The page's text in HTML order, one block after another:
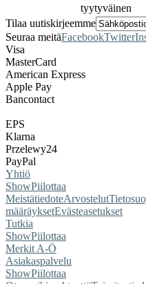
tyytyväinen
Tilaa uutiskirjeemme
Seuraa meitäFacebookTwitter
Visa
MasterCard
American Express
Apple Pay
Bancontact
EPS
Klarna
Przelewy24
PayPal
Yhtiö
ShowPiilottaa
MeistätiedoteArvostelut
määräyksetEvästeasetukset
Tutkia
ShowPiilottaa
Merkit A-Ö
Asiakaspalvelu
ShowPiilottaa